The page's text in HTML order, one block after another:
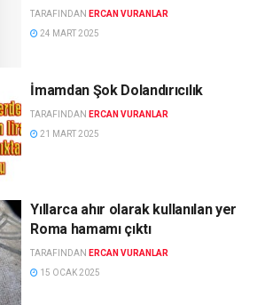
TARAFINDAN ERCAN VURANLAR
24 MART 2025
İmamdan Şok Dolandırıcılık
TARAFINDAN ERCAN VURANLAR
21 MART 2025
Yıllarca ahır olarak kullanılan yer
Roma hamamı çıktı
TARAFINDAN ERCAN VURANLAR
15 OCAK 2025